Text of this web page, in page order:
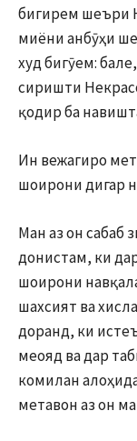
бигирем шеъри
миёни анбӯҳи
худ бигӯем:
сиришти
қодир ба
Ин вежагиро
шоирони дигар
Ман аз он сабаб
донистам, ки
шоирони
шахсият ва
доранд, ки
меояд ва дар
комилан
метавон аз он